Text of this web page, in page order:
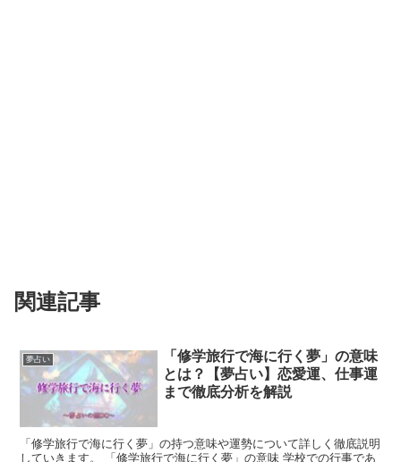
関連記事
夢占い
「修学旅行で海に行く夢」の意味
とは？【夢占い】恋愛運、仕事運
まで徹底分析を解説
「修学旅行で海に行く夢」の持つ意味や運勢について詳しく徹底説明
していきます。 「修学旅行で海に行く夢」の意味 学校での行事であ